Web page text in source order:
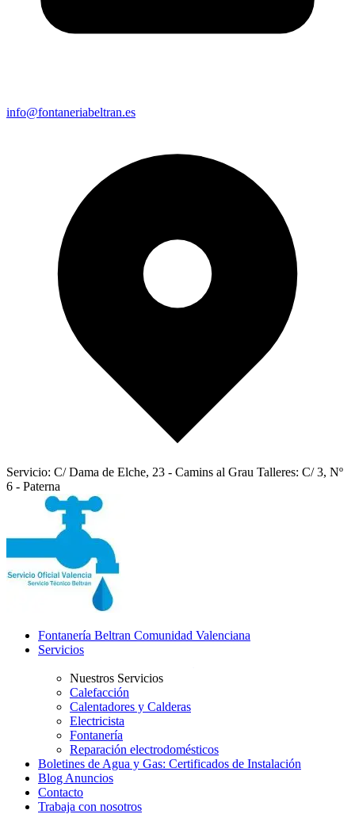
info@fontaneriabeltran.es
Servicio: C/ Dama de Elche, 23 - Camins al Grau Talleres: C/ 3, Nº
6 - Paterna
Fontanería Beltran Comunidad Valenciana
Servicios
Nuestros Servicios
Calefacción
Calentadores y Calderas
Electricista
Fontanería
Reparación electrodomésticos
Boletines de Agua y Gas: Certificados de Instalación
Blog Anuncios
Contacto
Trabaja con nosotros